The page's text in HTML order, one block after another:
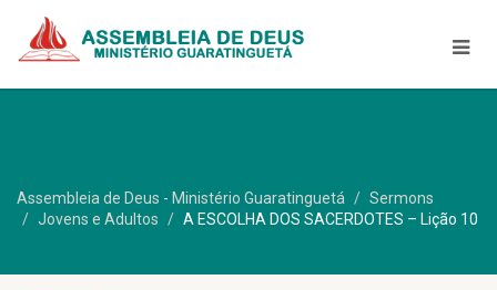
Assembleia de Deus - Ministério Guaratinguetá
Sermons
Jovens e Adultos
A ESCOLHA DOS SACERDOTES – Lição 10